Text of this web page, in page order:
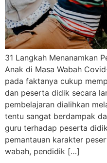
31 Langkah Menanamkan
Anak di Masa Wabah
pada faktanya cukup
dan peserta didik secara
pembelajaran dialihkan
tentu sangat berdampak
guru terhadap peserta
pemantauan karakter
wabah, pendidik […]